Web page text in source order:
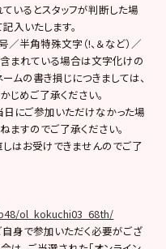
いるとスタッフが判断した場
入いたします。
半角特殊文字（!、＆など）／
まれている場合は文字化けの
ムの書き損じにつきましては、
じめご了承ください。
にご参加いただけなかった場
ますのでご了承ください。
はお受けできませんのでご了
ol_kokuchi03_68th/
身で参加いただく必要がござ